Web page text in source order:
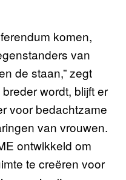
komen,
van
de staan,” zegt
wordt, blijft er
voor bedachtzame
van vrouwen.
ontwikkeld om
te creëren voor